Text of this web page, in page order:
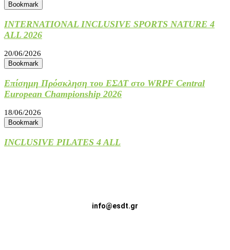
Bookmark
INTERNATIONAL INCLUSIVE SPORTS NATURE 4
ALL 2026
20/06/2026
Bookmark
Επίσημη Πρόσκληση του ΕΣΔΤ στο WRPF Central
European Championship 2026
18/06/2026
Bookmark
INCLUSIVE PILATES 4 ALL
info@esdt.gr